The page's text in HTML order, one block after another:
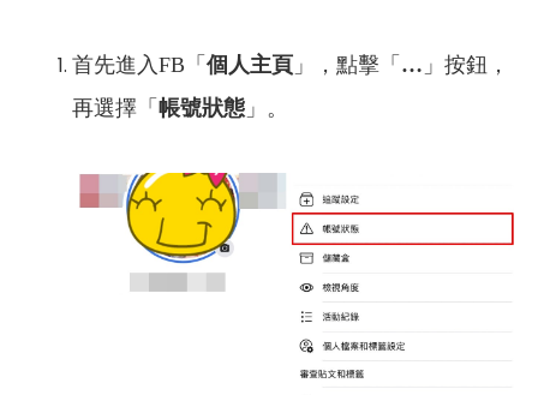
首先進入FB「 個人主頁 」，點擊「 … 」按鈕，
再選擇「 帳號狀態 」。